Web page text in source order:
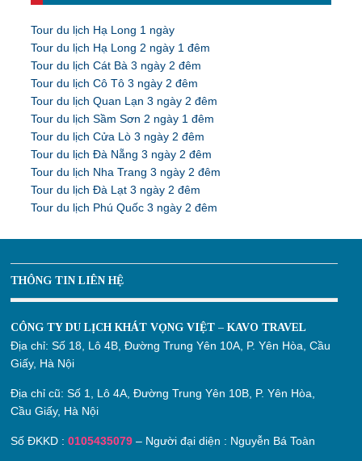
Tour du lịch Hạ Long 1 ngày
Tour du lịch Hạ Long 2 ngày 1 đêm
Tour du lịch Cát Bà 3 ngày 2 đêm
Tour du lịch Cô Tô 3 ngày 2 đêm
Tour du lịch Quan Lạn 3 ngày 2 đêm
Tour du lịch Sầm Sơn 2 ngày 1 đêm
Tour du lịch Cửa Lò 3 ngày 2 đêm
Tour du lịch Đà Nẵng 3 ngày 2 đêm
Tour du lịch Nha Trang 3 ngày 2 đêm
Tour du lịch Đà Lạt 3 ngày 2 đêm
Tour du lịch Phú Quốc 3 ngày 2 đêm
THÔNG TIN LIÊN HỆ
CÔNG TY DU LỊCH KHÁT VỌNG VIỆT – KAVO TRAVEL
Địa chỉ:Số 18, Lô 4B, Đường Trung Yên 10A, P. Yên Hòa, Cầu
Giấy, Hà Nội
Địa chỉ cũ:Số 1, Lô 4A, Đường Trung Yên 10B, P. Yên Hòa,
Cầu Giấy, Hà Nội
Số ĐKKD :0105435079 – Người đại diện : Nguyễn Bá Toàn